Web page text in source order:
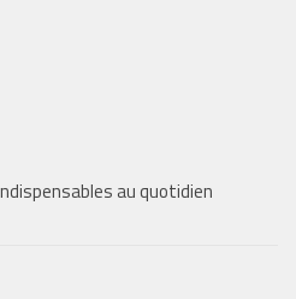
au quotidien